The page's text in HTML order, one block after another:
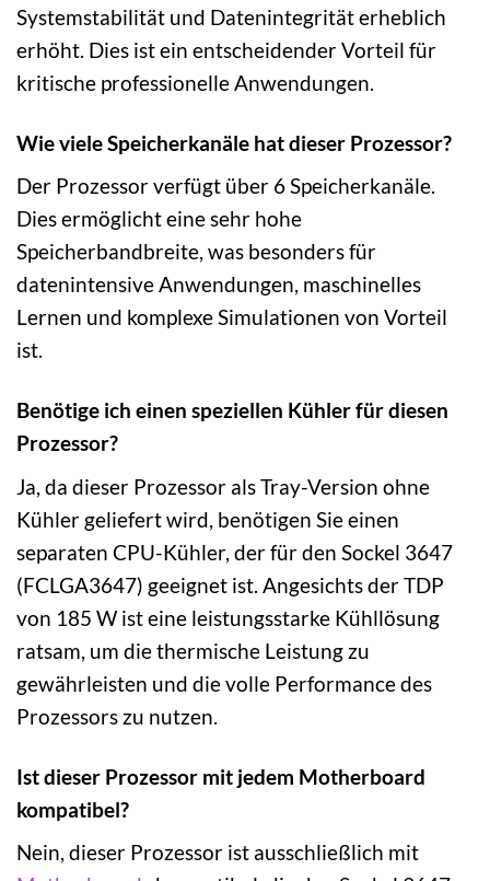
Systemstabilität und Datenintegrität erheblich
erhöht. Dies ist ein entscheidender Vorteil für
kritische professionelle Anwendungen.
Wie viele Speicherkanäle hat dieser Prozessor?
Der Prozessor verfügt über 6 Speicherkanäle.
Dies ermöglicht eine sehr hohe
Speicherbandbreite, was besonders für
datenintensive Anwendungen, maschinelles
Lernen und komplexe Simulationen von Vorteil
ist.
Benötige ich einen speziellen Kühler für diesen
Prozessor?
Ja, da dieser Prozessor als Tray-Version ohne
Kühler geliefert wird, benötigen Sie einen
separaten CPU-Kühler, der für den Sockel 3647
(FCLGA3647) geeignet ist. Angesichts der TDP
von 185 W ist eine leistungsstarke Kühllösung
ratsam, um die thermische Leistung zu
gewährleisten und die volle Performance des
Prozessors zu nutzen.
Ist dieser Prozessor mit jedem Motherboard
kompatibel?
Nein, dieser Prozessor ist ausschließlich mit